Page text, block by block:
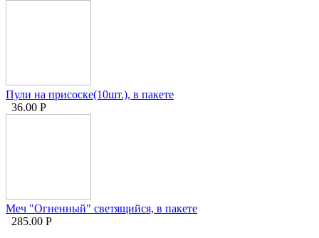
Пули на присоске(10шт.), в пакете
36.00 Р
Меч "Огненный" светящийся, в пакете
285.00 Р